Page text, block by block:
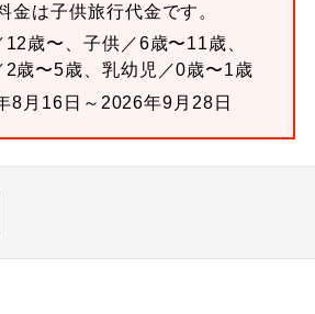
金は子供旅行代金です。
12歳〜、子供／6歳〜11歳、
2歳〜5歳、乳幼児／0歳〜1歳
8月16日～2026年9月28日